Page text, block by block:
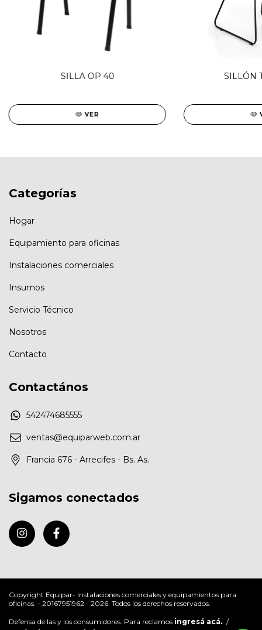
SILLA OP 40
VER
SILLÓN
Categorías
Hogar
Equipamiento para oficinas
Instalaciones comerciales
Insumos
Servicio Técnico
Nosotros
Contacto
Contactános
542474685555
ventas@equiparweb.com.ar
Francia 676 - Arrecifes - Bs. As.
Sigamos conectados
Copyright Equipar- Instalaciones comerciales y equipamientos para
oficinas. - 20167951962 - 2026. Todos los derechos reservados.
Defensa de las y los consumidores. Para reclamos ingresá acá. /